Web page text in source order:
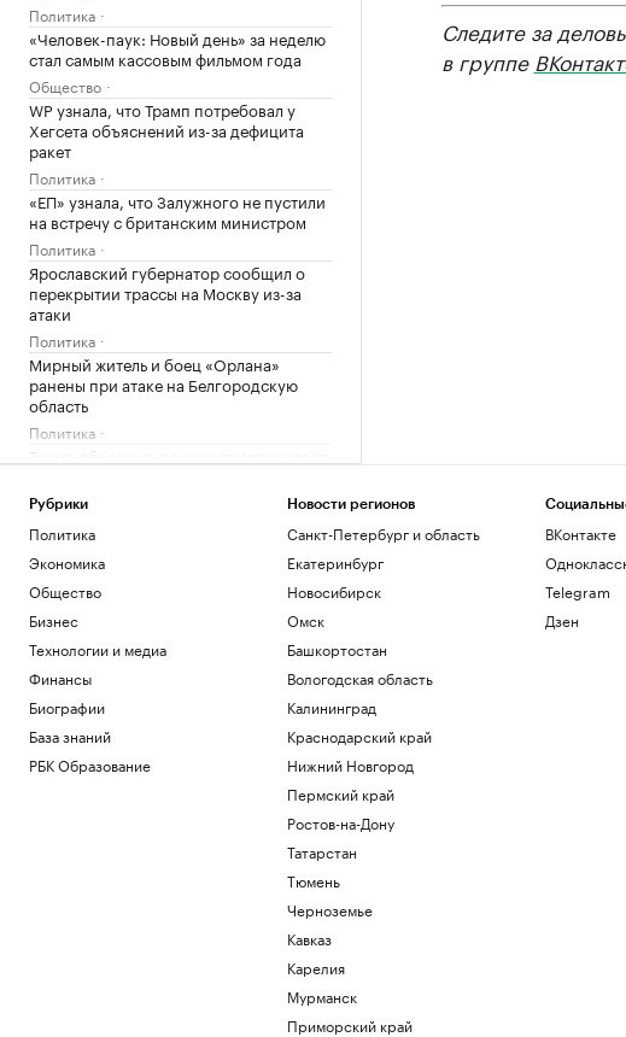
Политика
«Человек-паук: Новый день» за неделю
стал самым кассовым фильмом года
Общество
WP узнала, что Трамп потребовал у
Хегсета объяснений из-за дефицита
ракет
Политика
«ЕП» узнала, что Залужного не пустили
на встречу с британским министром
Политика
Ярославский губернатор сообщил о
перекрытии трассы на Москву из-за
атаки
Политика
Мирный житель и боец «Орлана»
ранены при атаке на Белгородскую
область
Политика
Трамп объяснил, почему предпочитает
Политика
Киев раскрыл «колоссальную сумму»
бюджетной помощи от Запада с 2022
года
Политика
Число закрытых за ночь российских
Залужный заявил, что Киев исчерпал
ресурс вооружений в конфликте
Политика
Лантратова заявила, что судьба более
300 курян неизвестна после вторжения
Следите за
в группе
Рубрики
Политика
Экономика
Общество
Бизнес
Технологии и медиа
Финансы
Биографии
База знаний
РБК Образование
Новости регионов
Санкт-Петербург и область
Екатеринбург
Новосибирск
Омск
Башкортостан
Вологодская область
Калининград
Краснодарский край
Нижний Новгород
Пермский край
Ростов-на-Дону
Татарстан
Тюмень
Черноземье
Кавказ
Карелия
Мурманск
Приморский край
ВКонтакте
Telegram
Дзен